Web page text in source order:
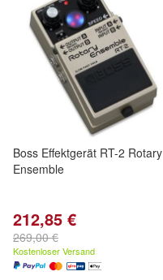
Boss Effektgerät RT-2 Rotary
Ensemble
212,85 €
269,00 €
Kostenloser Versand